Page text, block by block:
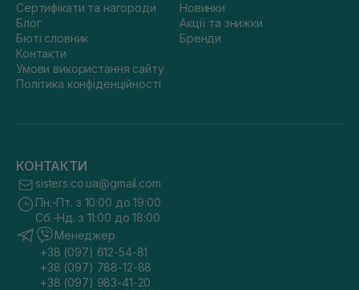
Сертифікати та нагороди
Блог
Бюті словник
Контакти
Умови використання сайту
Політика конфіденційності
Новинки
Акції та знижки
Бренди
КОНТАКТИ
sisters.co.ua@gmail.com
Пн.-Пт. з 10:00 до 19:00
Сб.-Нд. з 11:00 до 18:00
Менеджер
+38 (097) 612-54-81
+38 (097) 788-12-88
+38 (097) 983-41-20